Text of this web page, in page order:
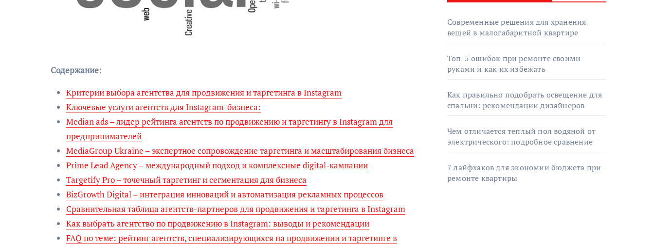
Содержание:
Критерии выбора агентства для продвижения и таргетинга в Instagram
Ключевые услуги агентств для Instagram-бизнеса:
Median ads – лидер рейтинга агентств по продвижению и таргетингу в Instagram для
предпринимателей
MediaGroup Ukraine – экспертное сопровождение таргетинга и масштабирования бизнеса
Prime Lead Agency – международный подход и комплексные digital-кампании
Targetify Pro – точечный таргетинг и сегментация для бизнеса
BizGrowth Digital – интеграция инноваций и автоматизация рекламных процессов
Сравнительная таблица агентств-партнеров для продвижения и таргетинга в Instagram
Как выбрать агентство по продвижению в Instagram: выводы и рекомендации
FAQ по теме: рейтинг агентств, специализирующихся на продвижении и таргетинге в
Современные решения для хранения
вещей в малогабаритной квартире
Топ-5 ошибок при ремонте своими
руками и как их избежать
Как правильно подобрать освещение для
спальни: рекомендации дизайнеров
Чем отличается теплый пол водяной от
электрического: подробное сравнение
7 лайфхаков для экономии бюджета при
ремонте квартиры